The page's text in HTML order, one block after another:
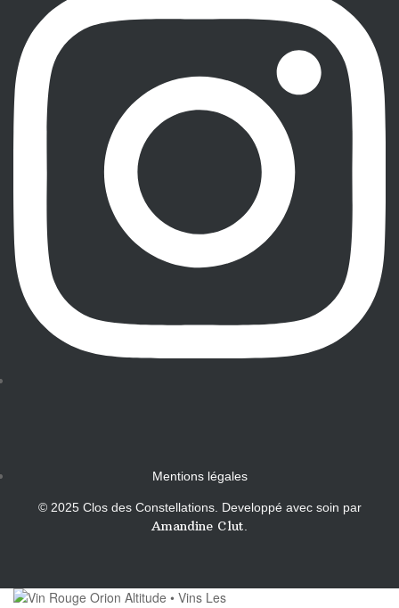
Mentions légales
© 2025 Clos des Constellations. Developpé avec soin par
Amandine Clut